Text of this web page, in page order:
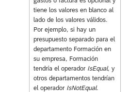
tiene los valores en blanco al
lado de los valores válidos.
Por ejemplo, si hay un
presupuesto separado para el
departamento Formación en
su empresa, Formación
tendría el operador IsEqual, y
otros departamentos tendrían
el operador IsNotEqual.